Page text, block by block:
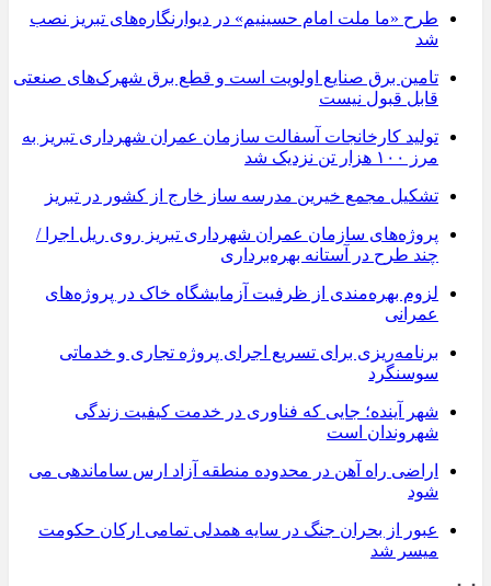
طرح «ما ملت امام حسینیم» در دیوارنگاره‌های تبریز نصب
شد
تامین برق صنایع اولویت است و قطع برق شهرک‌های صنعتی
قابل قبول نیست
تولید کارخانجات آسفالت سازمان عمران شهرداری تبریز به
مرز ۱۰۰ هزار تن نزدیک شد
تشکیل مجمع خیرین مدرسه ‌ساز خارج از کشور در تبریز
پروژه‌های سازمان عمران شهرداری تبریز روی ریل اجرا /
چند طرح در آستانه بهره‌برداری
لزوم بهره‌مندی از ظرفیت آزمایشگاه خاک در پروژه‌های
عمرانی
برنامه‌ریزی برای تسریع اجرای پروژه تجاری و خدماتی
سوسنگرد
شهر آینده؛ جایی که فناوری در خدمت کیفیت زندگی
شهروندان است
اراضی راه آهن در محدوده منطقه آزاد ارس ساماندهی می
شود
عبور از بحران جنگ در سایه همدلی تمامی ارکان حکومت
میسر شد